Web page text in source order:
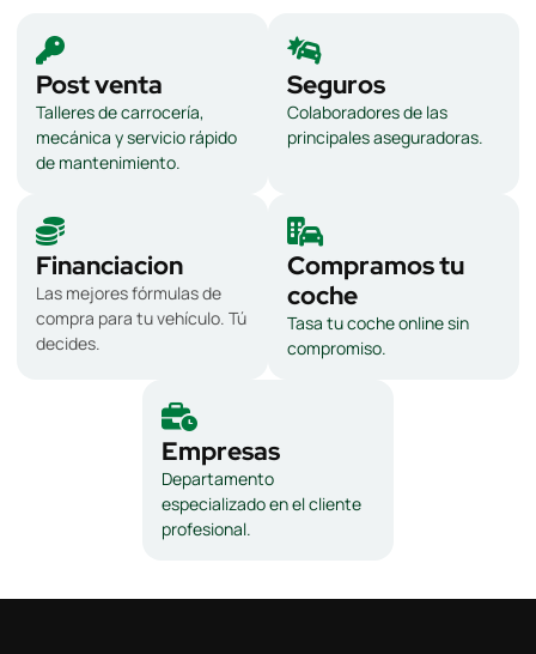
Post venta
Talleres de carrocería,
mecánica y servicio rápido
de mantenimiento.
Seguros
Colaboradores de las
principales aseguradoras.
Financiacion
Las mejores fórmulas de
compra para tu vehículo. Tú
decides.
Compramos tu
coche
Tasa tu coche online sin
compromiso.
Empresas
Departamento
especializado en el cliente
profesional.